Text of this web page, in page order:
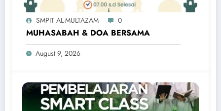
SMPIT AL-MULTAZAM 0
MUHASABAH & DOA BERSAMA
August 9, 2026